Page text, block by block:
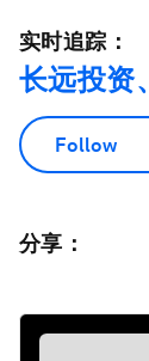
实时追踪：
长远投资
Follow
分享：